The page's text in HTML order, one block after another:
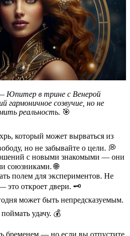
Юпитер в трине с Венерой
гармоничное созвучие, но не
реальность. 🎯
который может вырваться из
но не забывайте о цели. 💭
с новыми знакомыми — они
союзниками. 🌐
полем для экспериментов. Не
это откроет двери. 🗝️
может быть непредсказуемым.
удачу. 💰